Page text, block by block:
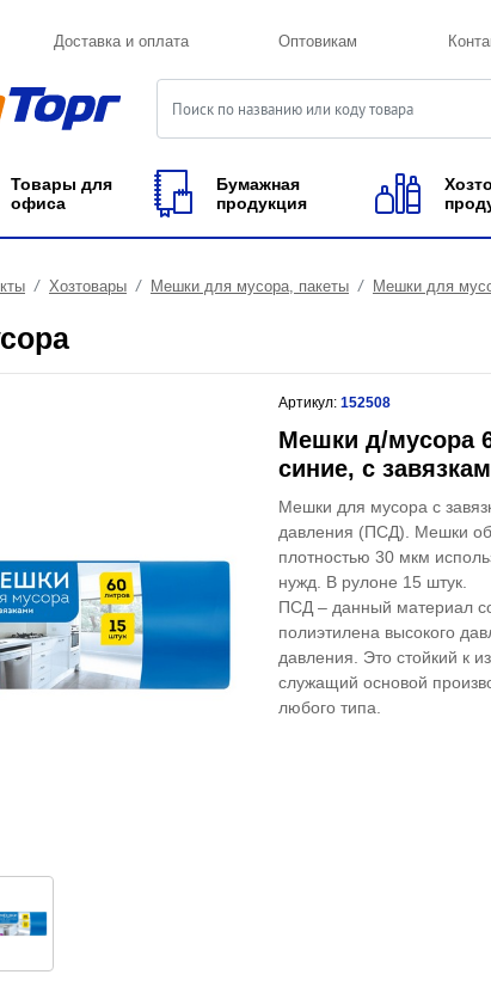
Доставка и оплата Оптовикам
Товары для
офиса
Бумажная
продукция
Хозтовары Мешки для мусора, пакеты Мешки для
Артикул: 152508
Мешки д/мусора
синие, с
Мешки для мусора с
давления (ПСД). Мешки
плотностью 30 мкм
нужд. В рулоне 15 штук.
ПСД – данный материал
полиэтилена высокого
давления. Это стойкий к
служащий основой
любого типа.